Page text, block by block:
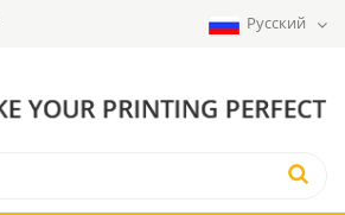
Русский